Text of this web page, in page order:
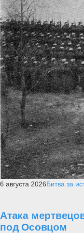
6 августа 2026Битва за
Атака
под Осовцом